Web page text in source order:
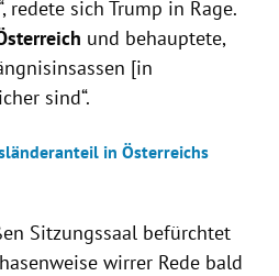
redete sich Trump in Rage.
und behauptete,
[in
sind“.
in Österreichs
Sitzungssaal befürchtet
wirrer Rede bald